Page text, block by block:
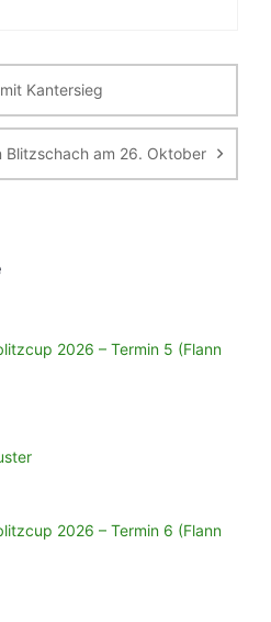
Kantersieg
Blitzschach am 26. Oktober
2026 – Termin 5 (Flann
2026 – Termin 6 (Flann